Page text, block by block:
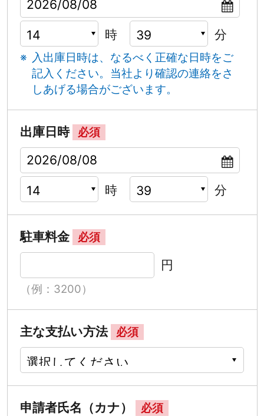
時 分
入出庫日時は、なるべく正確な日時をご
記入ください。 当社より確認の連絡をさ
しあげる場合がございます。
出庫日時 必須
時 分
駐車料金 必須
円
（例：3200）
主な支払い方法 必須
申請者氏名（カナ） 必須